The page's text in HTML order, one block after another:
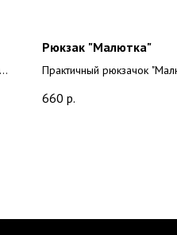
Рюкзак "Малютка"
Практичный рюкзачок
660 р.